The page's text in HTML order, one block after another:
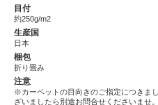
目付
約250g/m2
生産国
日本
梱包
折り畳み
注意
※カーペットの目向きのご指定につきま
ざいましたら別途お問合せくださいませ。